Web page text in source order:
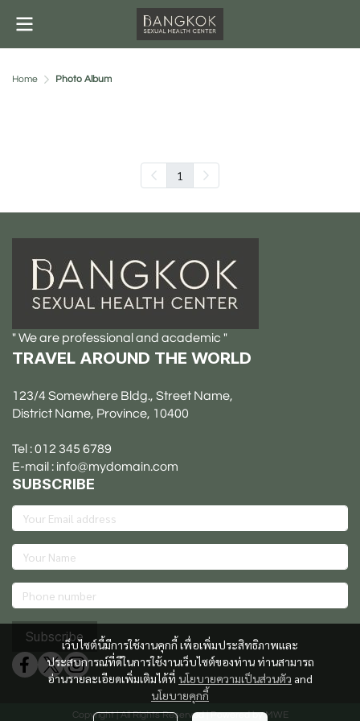
Home Photo Album
1
เว็บไซต์นี้มีการใช้งานคุกกี้ เพื่อเพิ่มประสิทธิภาพและ
ประสบการณ์ที่ดีในการใช้งานเว็บไซต์ของท่าน ท่านสามารถ
อ่านรายละเอียดเพิ่มเติมได้ที่ นโยบายความเป็นส่วนตัว and
นโยบายคุกกี้
" We are professional and academic "
TRAVEL AROUND THE WORLD
123/4 Somewhere Bldg., Street Name,
District Name, Province, 10400
Tel : 012 345 6789
E-mail : info@mydomain.com
SUBSCRIBE
Subscribe
Copyright | All Rights Reserved | Powered by MWE